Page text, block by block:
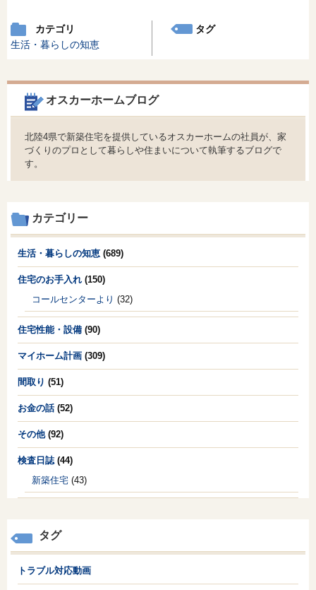
カテゴリ
生活・暮らしの知恵
タグ
オスカーホームブログ
北陸4県で新築住宅を提供しているオスカーホームの社員が、家
づくりのプロとして暮らしや住まいについて執筆するブログで
す。
カテゴリー
生活・暮らしの知恵 (689)
住宅のお手入れ (150)
コールセンターより (32)
住宅性能・設備 (90)
マイホーム計画 (309)
間取り (51)
お金の話(52)
その他(92)
検査日誌 (44)
新築住宅 (43)
タグ
トラブル対応動画